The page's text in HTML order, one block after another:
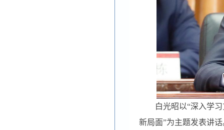
白光昭以“深入学
新局面”为主题发表讲